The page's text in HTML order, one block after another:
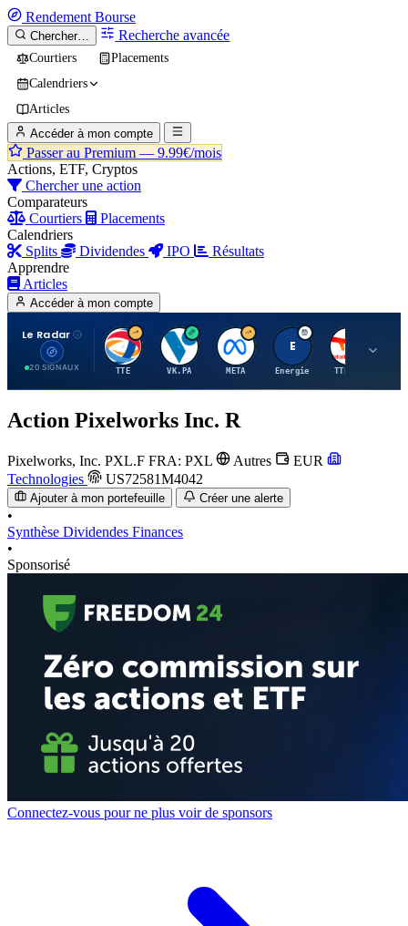
Rendement Bourse
Chercher… Recherche avancée
Courtiers
Placements
Calendriers
Articles
Accéder à mon compte
Passer au Premium — 9.99€/mois
Actions, ETF, Cryptos
Chercher une action
Comparateurs
Courtiers
Placements
Calendriers
Splits
Dividendes IPO
Résultats
Apprendre
Articles
Accéder à mon compte
Le Radar
20 SIGNAUX
T
TTE
V
VK.PA
M
META
E
Energie
T
TTE.PA
Action Pixelworks Inc. R
Pixelworks, Inc. PXL.F FRA: PXL Autres
EUR
Technologies
US72581M4042
Ajouter à mon portefeuille Créer une alerte
•
Synthèse Dividendes Finances
•
Sponsorisé
Connectez-vous pour ne plus voir de sponsors